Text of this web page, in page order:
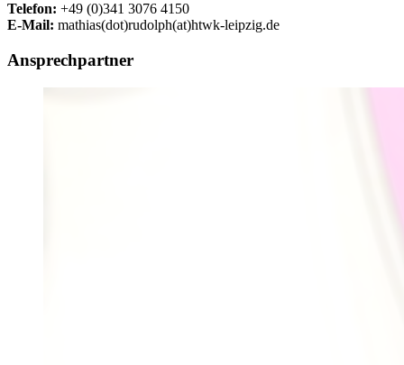
Telefon: +49 (0)341 3076 4150
E-Mail: mathias(dot)rudolph(at)htwk-leipzig.de
Ansprechpartner